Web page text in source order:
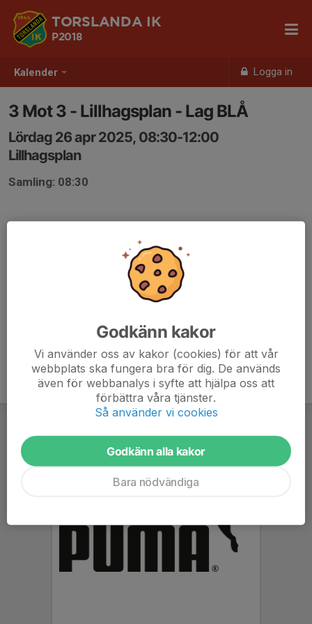
Kalender Logga in
TORSLANDA IK
P2018
3 Mot 3 - Lillhagsplan - Lag BLÅ
Lördag 26 apr 2025, 08:30-12:00
Lillhagsplan
Samling: 08:30
Godkänn kakor
Vi använder oss av kakor (cookies) för att vår
webbplats ska fungera bra för dig. De används
även för webbanalys i syfte att hjälpa oss att
förbättra våra tjänster.
Så använder vi cookies
Godkänn alla kakor
Bara nödvändiga